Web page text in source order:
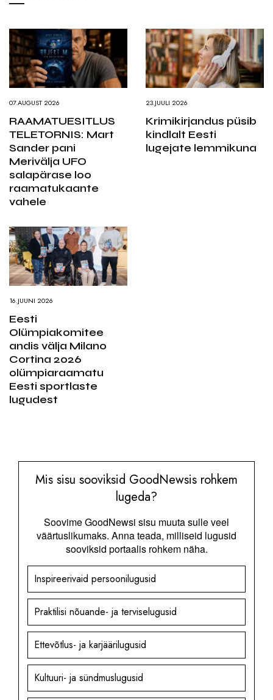
07.AUGUST 2026
RAAMATUESITLUS
TELETORNIS: Mart
Sander pani
Merivälja UFO
salapärase loo
raamatukaante
vahele
23.JUULI 2026
Krimikirjandus püsib
kindlalt Eesti
lugejate lemmikuna
16.JUUNI 2026
Eesti
Olümpiakomitee
andis välja Milano
Cortina 2026
olümpiaraamatu
Eesti sportlaste
lugudest
Mis sisu sooviksid GoodNewsis rohkem
lugeda?
Soovime GoodNewsi sisu muuta sulle veel
väärtuslikumaks. Anna teada, milliseid lugusid
sooviksid portaalis rohkem näha.
Inspireerivaid persoonilugusid
Praktilisi nõuande- ja terviselugusid
Ettevõtlus- ja karjäärilugusid
Kultuuri- ja sündmuslugusid